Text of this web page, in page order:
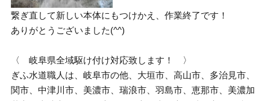
繋ぎ直して新しい本体にもつけかえ、作業終了です！
ありがとうございました(^^)
〈 岐阜県全域駆け付け対応致します！ 〉
ぎふ水道職人は、岐阜市の他、大垣市、高山市、多治見市、
関市、中津川市、美濃市、瑞浪市、羽島市、恵那市、美濃加